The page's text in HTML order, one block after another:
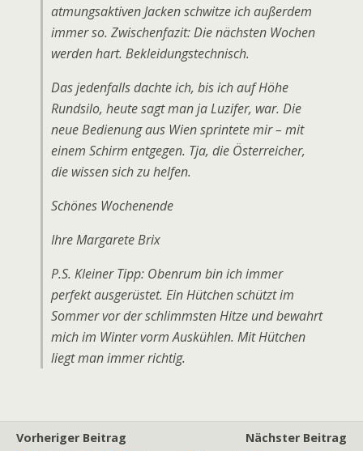
atmungsaktiven Jacken schwitze ich außerdem
immer so. Zwischenfazit: Die nächsten Wochen
werden hart. Bekleidungstechnisch.
Das jedenfalls dachte ich, bis ich auf Höhe
Rundsilo, heute sagt man ja Luzifer, war. Die
neue Bedienung aus Wien sprintete mir – mit
einem Schirm entgegen. Tja, die Österreicher,
die wissen sich zu helfen.
Schönes Wochenende
Ihre Margarete Brix
P.S. Kleiner Tipp: Obenrum bin ich immer
perfekt ausgerüstet. Ein Hütchen schützt im
Sommer vor der schlimmsten Hitze und bewahrt
mich im Winter vorm Auskühlen. Mit Hütchen
liegt man immer richtig.
Vorheriger Beitrag
Nächster Beitrag